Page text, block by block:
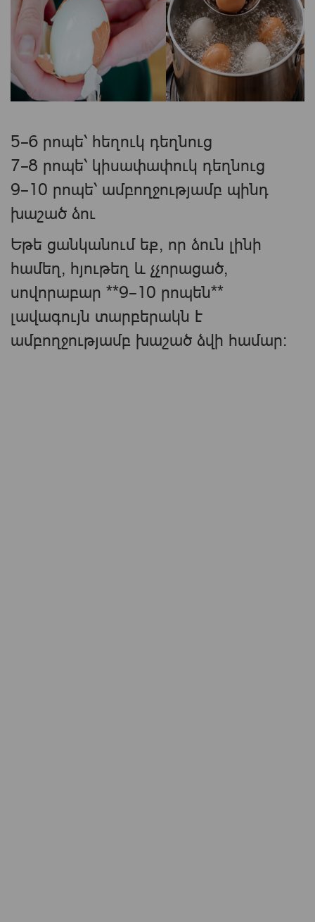
5–6 րոպե՝ հեղուկ դեղնուց
7–8 րոպե՝ կիսափափուկ դեղնուց
9–10 րոպե՝ ամբողջությամբ պինդ
խաշած ձու
Եթե ցանկանում եք, որ ձուն լինի
համեղ, հյութեղ և չչորացած,
սովորաբար **9–10 րոպեն**
լավագույն տարբերակն է
ամբողջությամբ խաշած ձվի համար։